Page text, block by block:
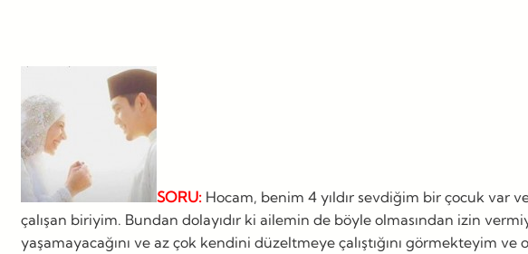
SORU: Hocam, benim 4 yıldır sevdiğim bir çocuk var
çalışan biriyim. Bundan dolayıdır ki ailemin de böyle olmasından izin
yaşamayacağını ve az çok kendini düzeltmeye çalıştığını görmekteyim